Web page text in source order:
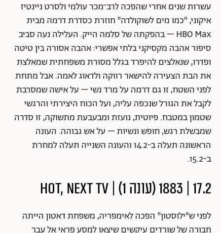
עשרות שנים אחרי שהפכה לרב־מכר עולמי ולסרט ניינטיז
איקוני, "כמו מים לשוקולדה" חוזרת כסדרת דרמה מבית
HBO Max – בהפקתה של סלמה הייק. העלילה נעה סביב
סיפור אהבה מקסיקני בלתי אפשרי: אהבה אסורה בין טיטה
ופדרו, שנאלצים להיפרד בגלל מסורת משפחתית שמאלצת
את הבת הצעירה להישאר רווקה ולדאוג לאמה. אבל מתחת
לפני השטח, זו גם דרמה על מרד נשי – על אישה שמסרבת
לקבל את הגורל שנכפה עליה, ועל הכוח היצירתי והרגשי
שטמון במטבח. פיוטית, נועזת ומבעבעת מתשוקה, זו סדרה
שמבשלת רגש, חופש ונשיות – על אש גבוהה. העונה
הראשונה תעלה ב-14.2 והעונה השנייה תעלה למחרת
ב-15.2.
17.2 | 1883 (עונה 1) | HOT, NEXT TV
לפני ש"ילוסטון" הפכה לאימפריה, משפחת דאטון הייתה
חבורה של שורדים עיקשים שיצאו למסע פראי אל עבר